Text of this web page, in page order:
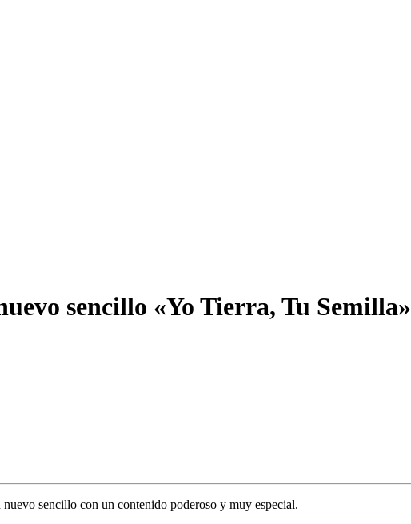
sencillo «Yo Tierra, Tu Semilla»
sencillo con un contenido poderoso y muy especial.